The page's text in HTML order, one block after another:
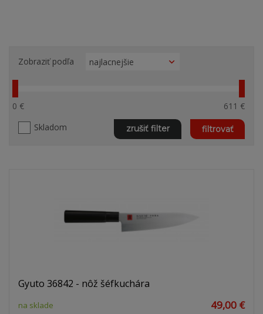
0 €
611 €
Skladom
filtrovať
zrušiť filter
Zobraziť podľa
Gyuto 36842 - nôž šéfkuchára
na sklade 49,00 €